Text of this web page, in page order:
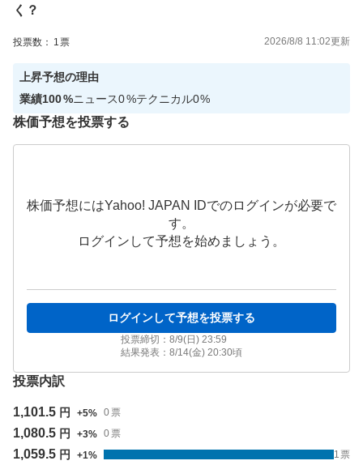
く？
投票数： 1 票 2026/8/8 11:02更新
上昇予想の理由
業績100%ニュース0%テクニカル0%
株価予想を投票する
株価予想にはYahoo! JAPAN IDでのログインが必要で
す。
ログインして予想を始めましょう。
ログインして予想を投票する
投票締切： 8/9(日) 23:59
結果発表： 8/14(金) 20:30頃
投票内訳
1,101.5 円 +5% 0 票
1,080.5 円 +3% 0 票
1,059.5 円 +1% 1 票